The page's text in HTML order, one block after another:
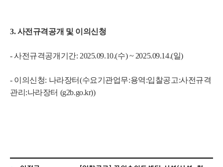
3. 사전규격공개 및 이의신청
- 사전규격공개기간: 2025.09.10.(수) ~ 2025.09.14.(일)
- 이의신청: 나라장터(수요기관업무:용역:입찰공고:사전규격
관리:나라장터 (g2b.go.kr))